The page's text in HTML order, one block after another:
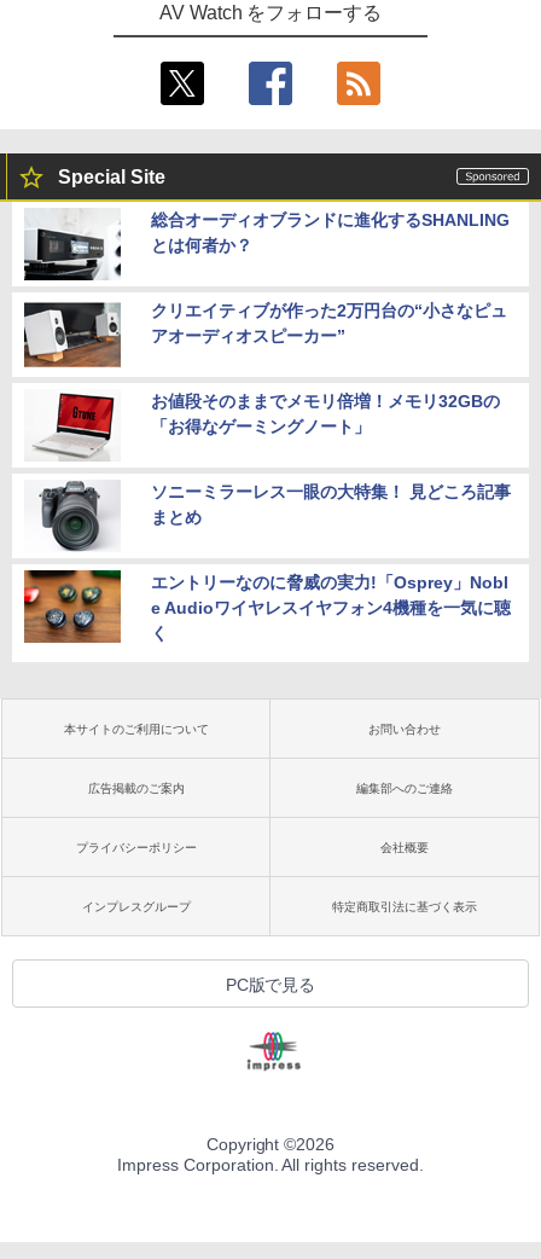
AV Watch をフォローする
Special Site
総合オーディオブランドに進化するSHANLING
とは何者か？
クリエイティブが作った2万円台の“小さなピュ
アオーディオスピーカー”
お値段そのままでメモリ倍増！メモリ32GBの
「お得なゲーミングノート」
ソニーミラーレス一眼の大特集！ 見どころ記事
まとめ
エントリーなのに脅威の実力!「Osprey」Nobl
e Audioワイヤレスイヤフォン4機種を一気に聴
く
本サイトのご利用について お問い合わせ
広告掲載のご案内 編集部へのご連絡
プライバシーポリシー 会社概要
インプレスグループ 特定商取引法に基づく表示
PC版で見る
Copyright ©2026
Impress Corporation. All rights reserved.